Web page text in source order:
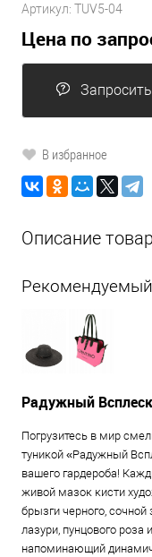
Артикул: TUV5-04
Цена по
В избранное
Описание
Радужный Всплеск
Погрузитесь в мир
туникой «Радужный
вашего гардероба!
живой мазок кисти
брызги черного,
лазури, пунцового роза
напоминающий